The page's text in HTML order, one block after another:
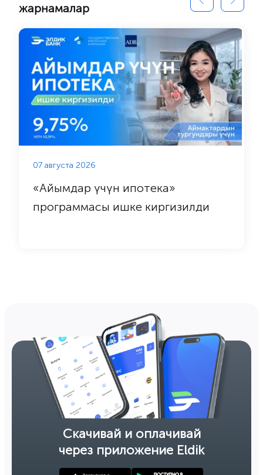
жарнамалар
07 августа 2026
«Айымдар үчүн ипотека»
программасы ишке киргизилди
Скачивай и оплачивай
через приложение Eldik